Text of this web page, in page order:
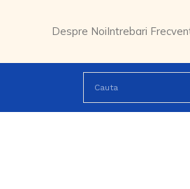
Despre NoiIntrebari